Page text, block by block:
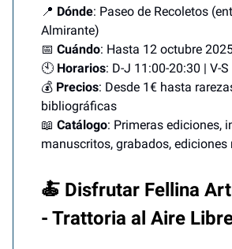
📍 Dónde: Paseo de Recoletos
Almirante)
📅 Cuándo: Hasta 12 octubre
🕙 Horarios: D-J 11:00-20:30 | V-
💰 Precios: Desde 1€ hasta
bibliográficas
📖 Catálogo: Primeras ediciones,
manuscritos, grabados, ediciones
🍝 Disfrutar Fellina
- Trattoria al Aire